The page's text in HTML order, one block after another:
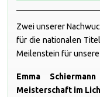
Zwei unserer
für die nationalen
Meilenstein für
Emma
Meisterschaft im